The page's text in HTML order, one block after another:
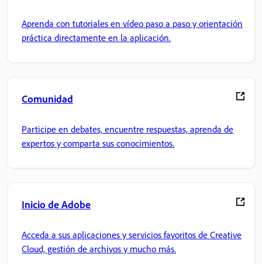
Aprenda con tutoriales en vídeo paso a paso y orientación
práctica directamente en la aplicación.
Comunidad
Participe en debates, encuentre respuestas, aprenda de
expertos y comparta sus conocimientos.
Inicio de Adobe
Acceda a sus aplicaciones y servicios favoritos de Creative
Cloud, gestión de archivos y mucho más.